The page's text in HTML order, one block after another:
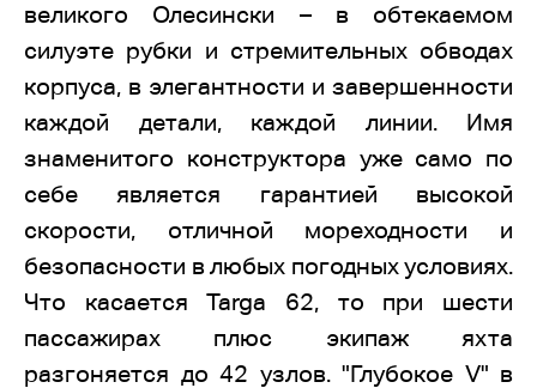
великого Олесински – в обтекаемом
силуэте рубки и стремительных обводах
корпуса, в элегантности и завершенности
каждой детали, каждой линии. Имя
знаменитого конструктора уже само по
себе является гарантией высокой
скорости, отличной мореходности и
безопасности в любых погодных условиях.
Что касается Targa 62, то при шести
пассажирах плюс экипаж яхта
разгоняется до 42 узлов. "Глубокое V" в